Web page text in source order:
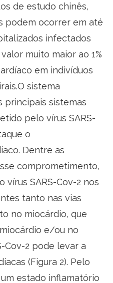
de estudo chinês,
podem ocorrer em até
infectados
muito maior ao 1%
em indivíduos
sistema
principais sistemas
pelo vírus SARS-
o
Dentre as
comprometimento,
vírus SARS-Cov-2 nos
tanto nas vias
no miocárdio, que
e/ou no
Cov-2 pode levar a
(Figura 2). Pelo
estado inflamatório